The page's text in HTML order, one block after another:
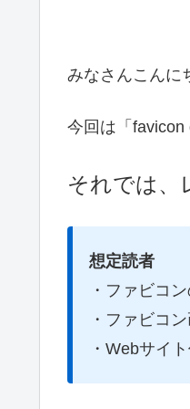
みなさんこんに
今回は「favicon
それでは、
想定読者
・ファビコ
・ファビコ
・Webサイ